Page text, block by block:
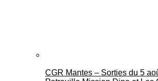
CGR Mantes – Sorties du 5